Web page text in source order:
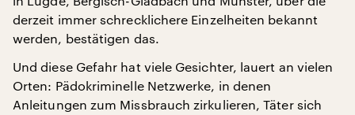
derzeit immer schrecklichere Einzelheiten bekannt
werden, bestätigen das.
Und diese Gefahr hat viele Gesichter, lauert an vielen
Orten: Pädokriminelle Netzwerke, in denen
Anleitungen zum Missbrauch zirkulieren, Täter sich